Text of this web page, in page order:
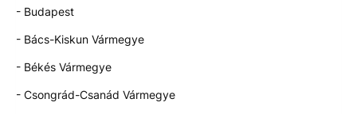
- Budapest
- Bács-Kiskun Vármegye
- Békés Vármegye
- Csongrád-Csanád Vármegye